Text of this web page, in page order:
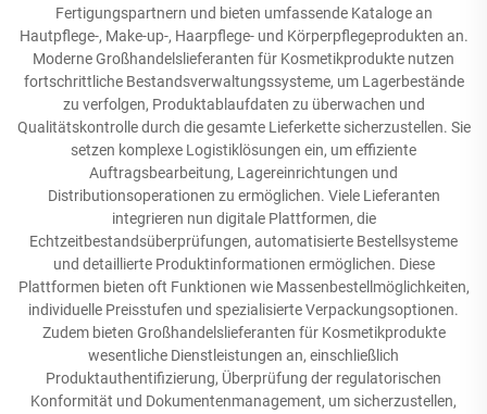
Fertigungspartnern und bieten umfassende Kataloge an
Hautpflege-, Make-up-, Haarpflege- und Körperpflegeprodukten an.
Moderne Großhandelslieferanten für Kosmetikprodukte nutzen
fortschrittliche Bestandsverwaltungssysteme, um Lagerbestände
zu verfolgen, Produktablaufdaten zu überwachen und
Qualitätskontrolle durch die gesamte Lieferkette sicherzustellen. Sie
setzen komplexe Logistiklösungen ein, um effiziente
Auftragsbearbeitung, Lagereinrichtungen und
Distributionsoperationen zu ermöglichen. Viele Lieferanten
integrieren nun digitale Plattformen, die
Echtzeitbestandsüberprüfungen, automatisierte Bestellsysteme
und detaillierte Produktinformationen ermöglichen. Diese
Plattformen bieten oft Funktionen wie Massenbestellmöglichkeiten,
individuelle Preisstufen und spezialisierte Verpackungsoptionen.
Zudem bieten Großhandelslieferanten für Kosmetikprodukte
wesentliche Dienstleistungen an, einschließlich
Produktauthentifizierung, Überprüfung der regulatorischen
Konformität und Dokumentenmanagement, um sicherzustellen,